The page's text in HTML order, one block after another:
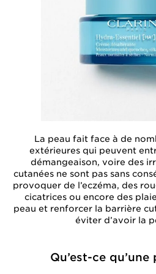
La peau fait face à de
extérieures qui peuvent
démangeaison, voire des
cutanées ne sont pas sans
provoquer de l’eczéma, des
cicatrices ou encore des
peau et renforcer la barrière
éviter d’avoir la
Qu’est-ce qu’une